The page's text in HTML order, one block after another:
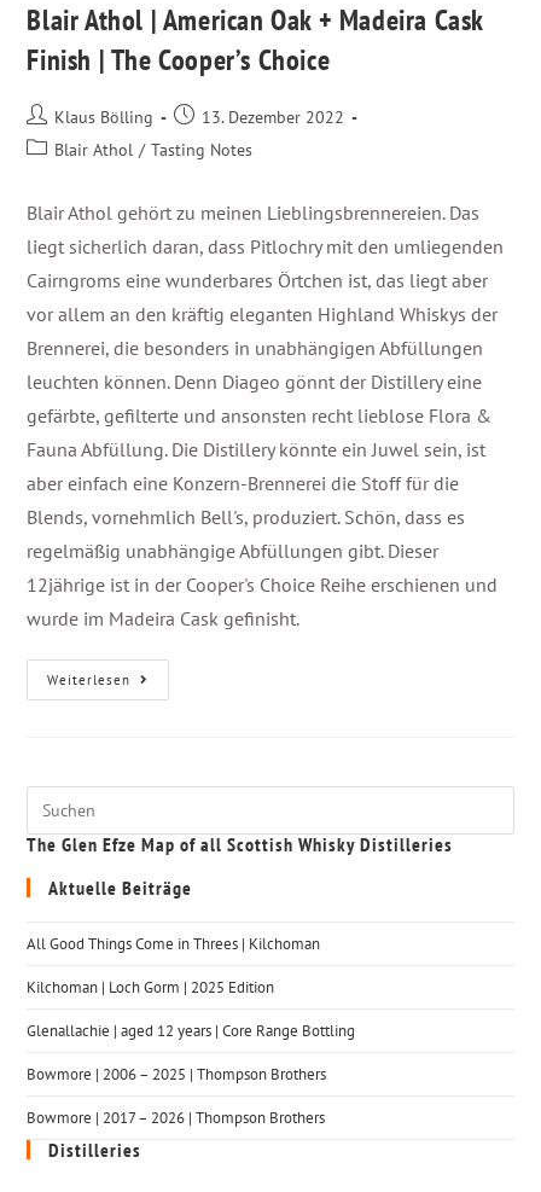
Blair Athol | American Oak + Madeira Cask
Finish | The Cooper’s Choice
Klaus Bölling
13. Dezember 2022
Blair Athol / Tasting Notes
Blair Athol gehört zu meinen Lieblingsbrennereien. Das
liegt sicherlich daran, dass Pitlochry mit den umliegenden
Cairngroms eine wunderbares Örtchen ist, das liegt aber
vor allem an den kräftig eleganten Highland Whiskys der
Brennerei, die besonders in unabhängigen Abfüllungen
leuchten können. Denn Diageo gönnt der Distillery eine
gefärbte, gefilterte und ansonsten recht lieblose Flora &
Fauna Abfüllung. Die Distillery könnte ein Juwel sein, ist
aber einfach eine Konzern-Brennerei die Stoff für die
Blends, vornehmlich Bell's, produziert. Schön, dass es
regelmäßig unabhängige Abfüllungen gibt. Dieser
12jährige ist in der Cooper's Choice Reihe erschienen und
wurde im Madeira Cask gefinisht.
Weiterlesen
The Glen Efze Map of all Scottish Whisky Distilleries
Aktuelle Beiträge
All Good Things Come in Threes | Kilchoman
Kilchoman | Loch Gorm​ | 2025 Edition
Glenallachie | aged 12 years | Core Range Bottling
Bowmore | 2006 – 2025 | Thompson Brothers
Bowmore | 2017 – 2026 | Thompson Brothers
Distilleries